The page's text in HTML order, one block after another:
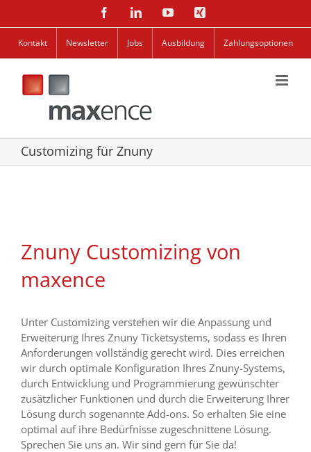
springen
FacebookLinkedInYouTubeXing
Kontakt Newsletter Jobs Ausbildung Zahlungsoptionen
Customizing für Znuny
Znuny Customizing von
maxence
Unter Customizing verstehen wir die Anpassung und
Erweiterung Ihres Znuny Ticketsystems, sodass es Ihren
Anforderungen vollständig gerecht wird. Dies erreichen
wir durch optimale Konfiguration Ihres Znuny-Systems,
durch Entwicklung und Programmierung gewünschter
zusätzlicher Funktionen und durch die Erweiterung Ihrer
Lösung durch sogenannte Add-ons. So erhalten Sie eine
optimal auf ihre Bedürfnisse zugeschnittene Lösung.
Sprechen Sie uns an. Wir sind gern für Sie da!